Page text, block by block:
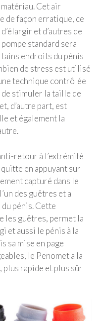
matériau. Cet air
de façon erratique, ce
et d’autres de
standard sera
endroits du pénis
de stress est utilisé
technique contrôlée
stimuler la taille de
d’autre part, est
et également la
retour à l’extrémité
en appuyant sur
capturé dans le
des guêtres et a
du pénis. Cette
les guêtres, permet la
et aussi le pénis à la
sa mise en page
le Penomet a la
rapide et plus sûr